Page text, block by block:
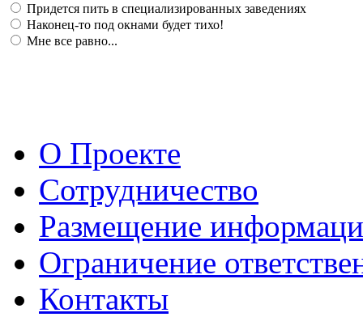
Придется пить в специализированных заведениях
Наконец-то под окнами будет тихо!
Мне все равно...
О Проекте
Сотрудничество
Размещение
Ограничение
Контакты